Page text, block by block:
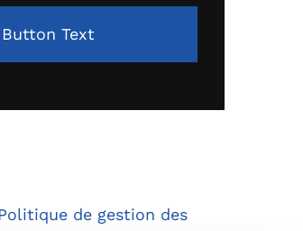
Button Text
Politique de gestion des